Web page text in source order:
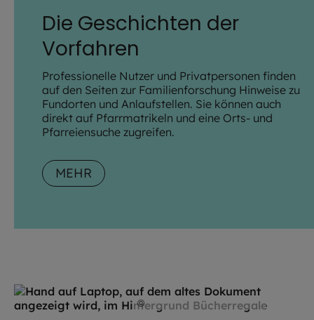
Die Geschichten der
Vorfahren
Professionelle Nutzer und Privatpersonen finden
auf den Seiten zur Familienforschung Hinweise zu
Fundorten und Anlaufstellen. Sie können auch
direkt auf Pfarrmatrikeln und eine Orts- und
Pfarreiensuche zugreifen.
MEHR
© Hendrik Steffens / EOM